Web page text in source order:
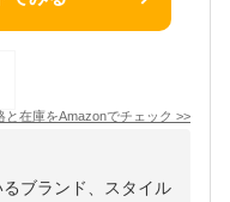
と在庫をAmazonでチェック >>
ブランド、スタイル